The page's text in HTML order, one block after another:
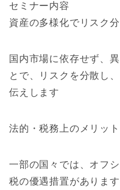
セミナー内容
資産の多様化でリスク
国内市場に依存せず、
とで、リスクを分散し
伝えします
法的・税務上のメリット
一部の国々では、オフ
税の優遇措置がありま